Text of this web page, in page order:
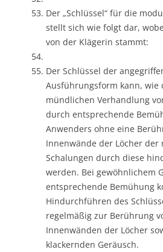
Der „Schlüssel“ für die
stellt sich wie folgt dar,
von der Klägerin stammt:
Der Schlüssel der
Ausführungsform kann, wie
mündlichen Verhandlung
durch entsprechende
Anwenders ohne eine
Innenwände der Löcher der
Schalungen durch diese
werden. Bei gewöhnlichem
entsprechende Bemühung
Hindurchführen des
regelmäßig zur Berührung
Innenwänden der Löcher
klackernden Geräusch.